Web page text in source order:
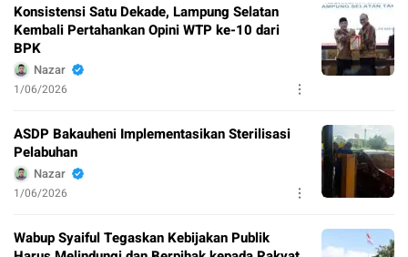
Konsistensi Satu Dekade, Lampung Selatan
Kembali Pertahankan Opini WTP ke-10 dari
BPK
Nazar
1/06/2026
ASDP Bakauheni Implementasikan Sterilisasi
Pelabuhan
Nazar
1/06/2026
Wabup Syaiful Tegaskan Kebijakan Publik